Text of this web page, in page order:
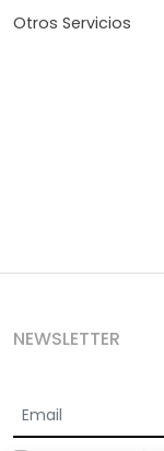
Otros Servicios
NEWSLETTER